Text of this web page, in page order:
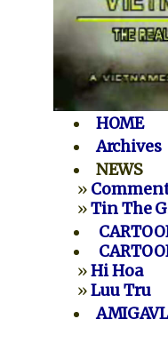
HOME
Archives
NEWS
»
»Tin The
»Hi Hoa
»Luu Tru